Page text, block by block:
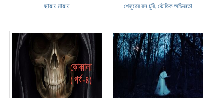
ছায়ায় মায়ায় খেজুরের রস চুরি, ভৌতিক অভিজ্ঞতা